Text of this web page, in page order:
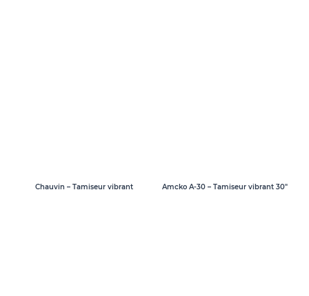
Chauvin – Tamiseur vibrant Amcko A-30 – Tamiseur vibrant 30″